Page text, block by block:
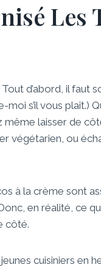
Les
d’abord, il faut
s’il vous plaît.)
même laisser de
végétarien, ou
à la crème sont
en réalité, ce
côté.
cuisiniers en